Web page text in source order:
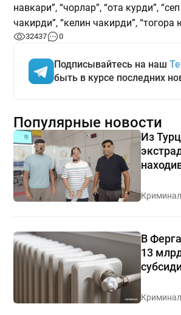
навкари”, “чорлар”, “ота курди”,
чакирди”, “келин чакирди”,
32437 0
Подписывайтесь на наш
быть в курсе последних
Популярные новости
Из
Криминал
В
13
Криминал